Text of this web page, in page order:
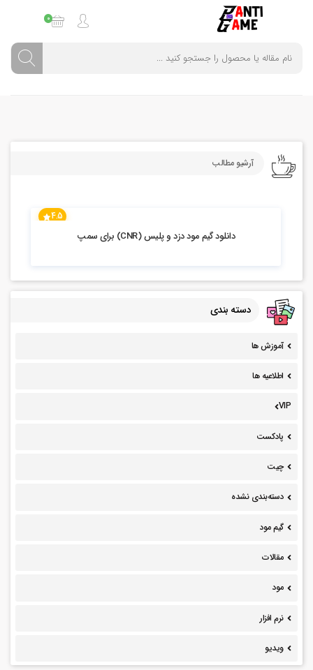
0
آرشیو مطالب
4.5
دانلود گیم مود دزد و پلیس (CNR) برای سمپ
دسته بندی
آموزش ها
اطلاعیه ها
VIP
پادکست
چیت
دسته‌بندی نشده
گیم مود
مقالات
مود
نرم افزار
ویدیو